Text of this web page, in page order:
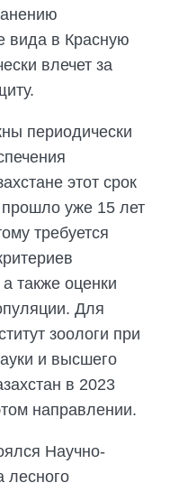
вида в Красную
влечет за
периодически
этот срок
прошло уже 15 лет
требуется
также оценки
Для
зоологи при
и высшего
в 2023
направлении.
Научно-
лесного